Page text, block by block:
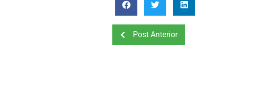
Post Anterior